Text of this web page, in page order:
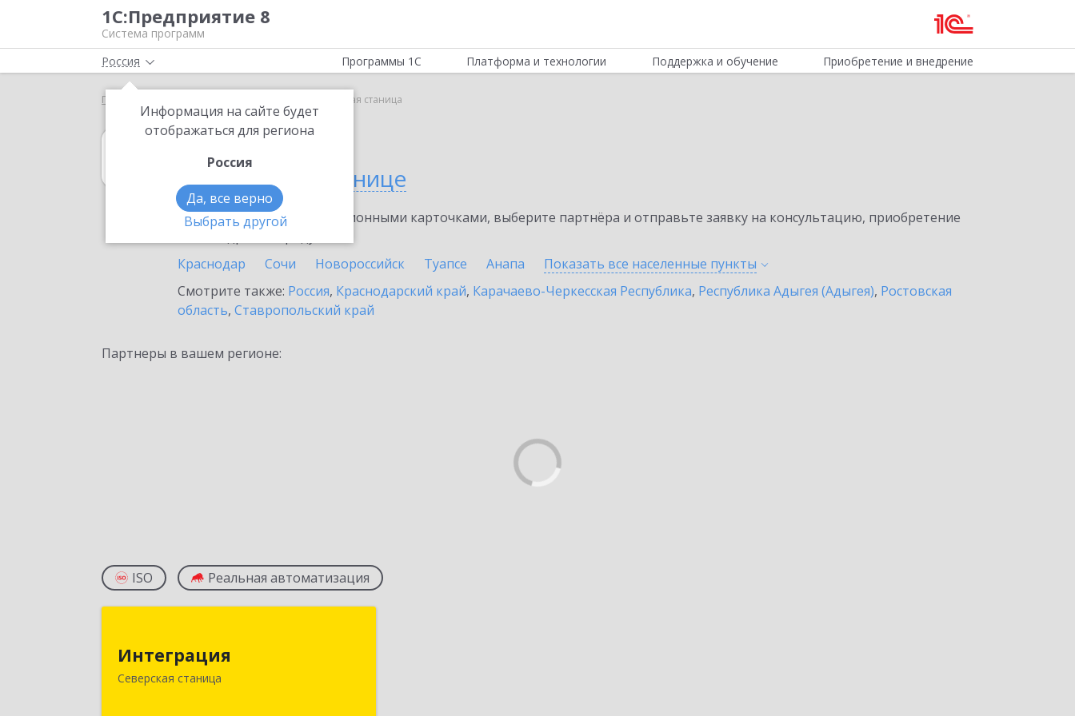
1С:Предприятие 8
Система программ
Россия
Информация на сайте будет
отображаться для региона
Россия
Да, все верно
Выбрать другой
Программы 1С Платформа и технологии Поддержка и обучение Приобретение и внедрение
Главная Северская станица
1С:Касса
в Северской станице
Ознакомьтесь с информационными карточками, выберите партнёра и отправьте заявку на консультацию, приобретение
Краснодар
Сочи Новороссийск Туапсе Анапа Показать все населенные пункты
Смотрите также: Россия, Краснодарский край, Карачаево-Черкесская Республика, Республика Адыгея (Адыгея), Ростовская
область, Ставропольский край
Партнеры в вашем регионе:
ISO Реальная автоматизация
Интеграция
Северская станица
353240, Краснодарский край,
Северская ст-ца, Первомайская ул,